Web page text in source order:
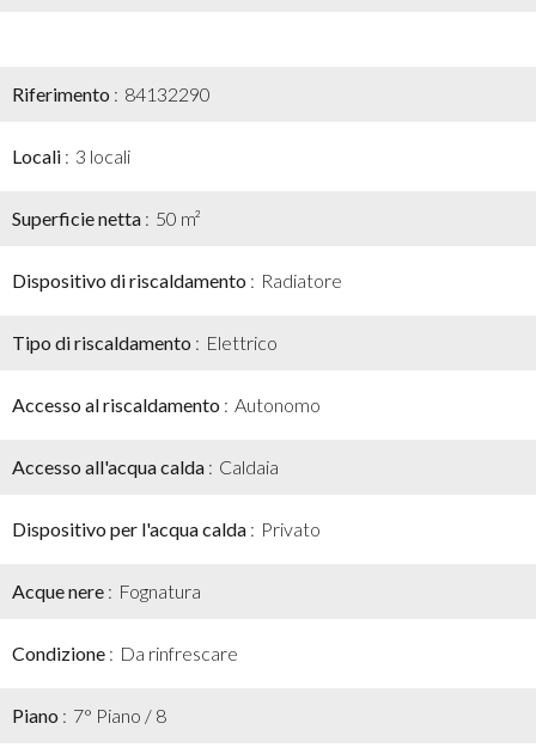
Riferimento 84132290
Locali 3 locali
Superficie netta 50 m²
Dispositivo di riscaldamento Radiatore
Tipo di riscaldamento Elettrico
Accesso al riscaldamento Autonomo
Accesso all'acqua calda Caldaia
Dispositivo per l'acqua calda Privato
Acque nere Fognatura
Condizione Da rinfrescare
Piano 7° Piano / 8